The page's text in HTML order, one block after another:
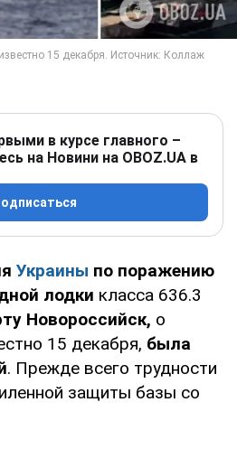
в курсе главного –
на Новини на OBOZ.UA в
Украины по поражению
лодки класса 636.3
Новороссийск, о
15 декабря, была
. Прежде всего трудности
защиты базы со